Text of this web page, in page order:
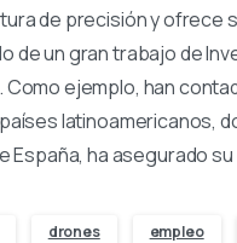
de precisión y ofrece
de un gran trabajo de
ejemplo, han
ha asegurado
drones empleo